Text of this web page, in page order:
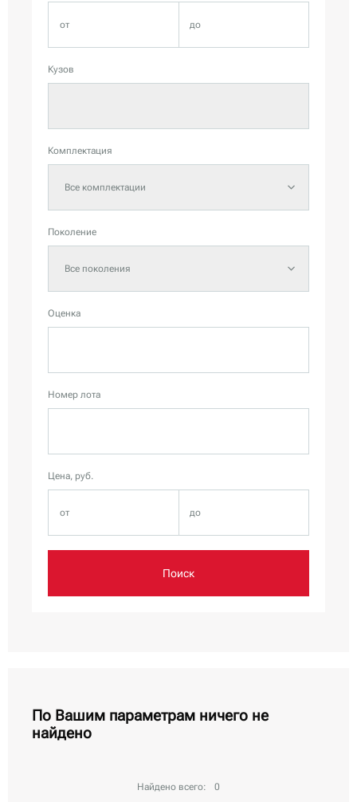
Кузов
Комплектация
Все комплектации
Поколение
Все поколения
Оценка
Номер лота
Цена, руб.
Поиск
По Вашим параметрам ничего не
найдено
Найдено всего: 0